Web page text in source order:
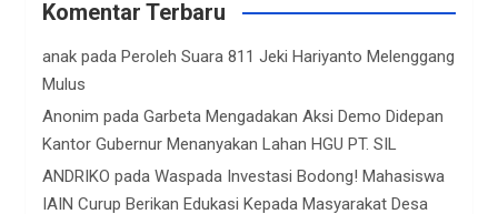
Komentar Terbaru
anak pada Peroleh Suara 811 Jeki Hariyanto Melenggang
Mulus
Anonim pada Garbeta Mengadakan Aksi Demo Didepan
Kantor Gubernur Menanyakan Lahan HGU PT. SIL
ANDRIKO pada Waspada Investasi Bodong! Mahasiswa
IAIN Curup Berikan Edukasi Kepada Masyarakat Desa